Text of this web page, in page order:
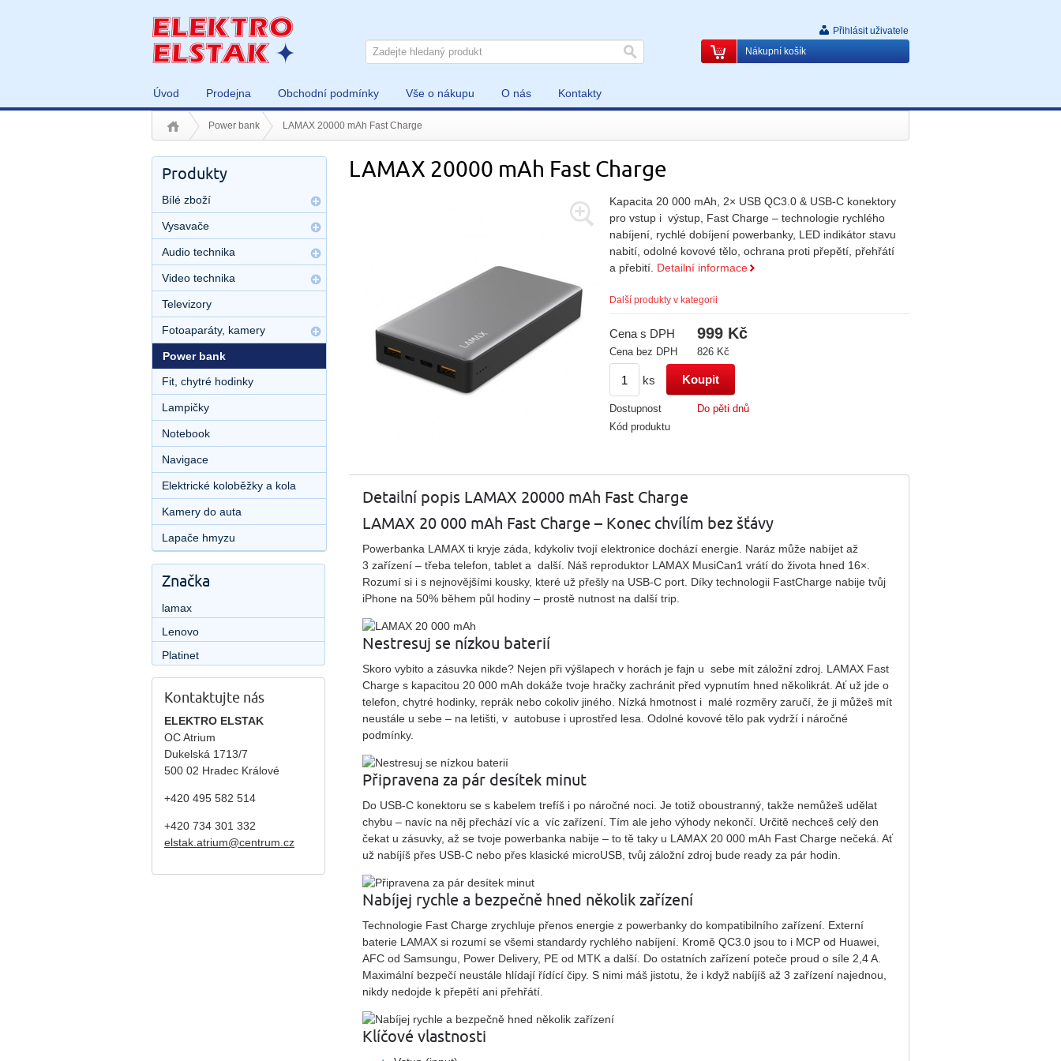
Úvod Prodejna Obchodní podmínky Vše o nákupu O nás Kontakty
Přihlásit uživatele
Nákupní košík
Power bank LAMAX 20000 mAh Fast Charge
LAMAX 20000 mAh Fast Charge
Kapacita 20 000 mAh, 2× USB QC3.0 & USB-C konektory
pro vstup i výstup, Fast Charge – technologie rychlého
nabíjení, rychlé dobíjení powerbanky, LED indikátor stavu
nabití, odolné kovové tělo, ochrana proti přepětí, přehřátí
a přebití. Detailní informace
Další produkty v kategorii
Cena s DPH 999 Kč
Cena bez DPH 826 Kč
ks
Dostupnost
Do pěti dnů
Kód produktu
Detailní popis LAMAX 20000 mAh Fast Charge
LAMAX 20 000 mAh Fast Charge – Konec chvílím bez šťávy
Powerbanka LAMAX ti kryje záda, kdykoliv tvojí elektronice dochází energie. Naráz může nabíjet až
3 zařízení – třeba telefon, tablet a další. Náš reproduktor LAMAX MusiCan1 vrátí do života hned 16×.
Rozumí si i s nejnovějšími kousky, které už přešly na USB-C port. Díky technologii FastCharge nabije tvůj
iPhone na 50% během půl hodiny – prostě nutnost na další trip.
Nestresuj se nízkou baterií
Skoro vybito a zásuvka nikde? Nejen při výšlapech v horách je fajn u sebe mít záložní zdroj. LAMAX Fast
Charge s kapacitou 20 000 mAh dokáže tvoje hračky zachránit před vypnutím hned několikrát. Ať už jde o
telefon, chytré hodinky, reprák nebo cokoliv jiného. Nízká hmotnost i malé rozměry zaručí, že ji můžeš mít
neustále u sebe – na letišti, v autobuse i uprostřed lesa. Odolné kovové tělo pak vydrží i náročné
podmínky.
Připravena za pár desítek minut
Do USB-C konektoru se s kabelem trefíš i po náročné noci. Je totiž oboustranný, takže nemůžeš udělat
chybu – navíc na něj přechází víc a víc zařízení. Tím ale jeho výhody nekončí. Určitě nechceš celý den
čekat u zásuvky, až se tvoje powerbanka nabije – to tě taky u LAMAX 20 000 mAh Fast Charge nečeká. Ať
už nabíjíš přes USB-C nebo přes klasické microUSB, tvůj záložní zdroj bude ready za pár hodin.
Nabíjej rychle a bezpečně hned několik zařízení
Technologie Fast Charge zrychluje přenos energie z powerbanky do kompatibilního zařízení. Externí
baterie LAMAX si rozumí se všemi standardy rychlého nabíjení. Kromě QC3.0 jsou to i MCP od Huawei,
AFC od Samsungu, Power Delivery, PE od MTK a další. Do ostatních zařízení poteče proud o síle 2,4 A.
Maximální bezpečí neustále hlídají řídící čipy. S nimi máš jistotu, že i když nabíjíš až 3 zařízení najednou,
nikdy nedojde k přepětí ani přehřátí.
Klíčové vlastnosti
Produkty
Bílé zboží
Vysavače
Audio technika
Video technika
Televizory
Fotoaparáty, kamery
Power bank
Fit, chytré hodinky
Lampičky
Notebook
Navigace
Elektrické koloběžky a kola
Kamery do auta
Lapače hmyzu
Značka
lamax
Lenovo
Platinet
Kontaktujte nás
ELEKTRO ELSTAK
OC Atrium
Dukelská 1713/7
500 02 Hradec Králové
+420 495 582 514
+420 734 301 332
elstak.atrium@centrum.cz